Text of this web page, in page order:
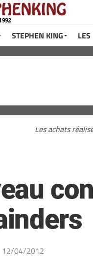
STEPHEN KING
Les achats
12/04/2012